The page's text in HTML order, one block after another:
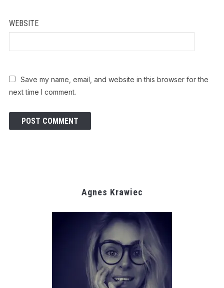
WEBSITE
Save my name, email, and website in this browser for the
next time I comment.
Agnes Krawiec